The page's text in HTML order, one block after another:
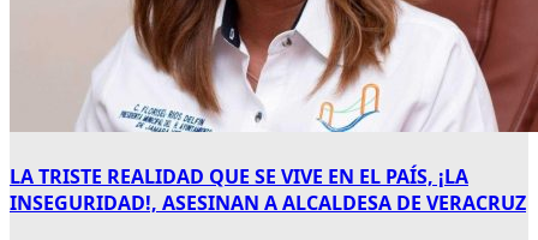
LA TRISTE REALIDAD QUE SE VIVE EN EL PAÍS, ¡LA
INSEGURIDAD!, ASESINAN A ALCALDESA DE VERACRUZ